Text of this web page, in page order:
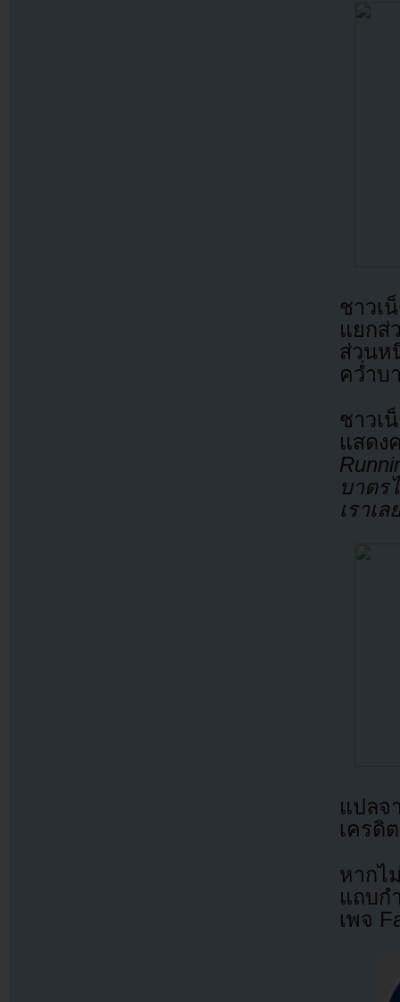
ชาวเ
แยกส่
ส่วนห
คว่ำบ
ชาวเ
แสด
บาตร
เราเ
แปล
เครดิ
หากไ
แถบก
เพจ